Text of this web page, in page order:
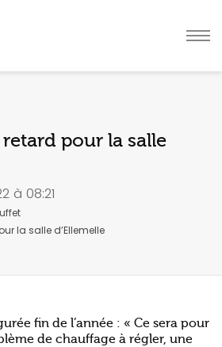
pour la salle
à 08:21
la salle d’Ellemelle
fin de l’année : « Ce sera pour
de chauffage à régler, une